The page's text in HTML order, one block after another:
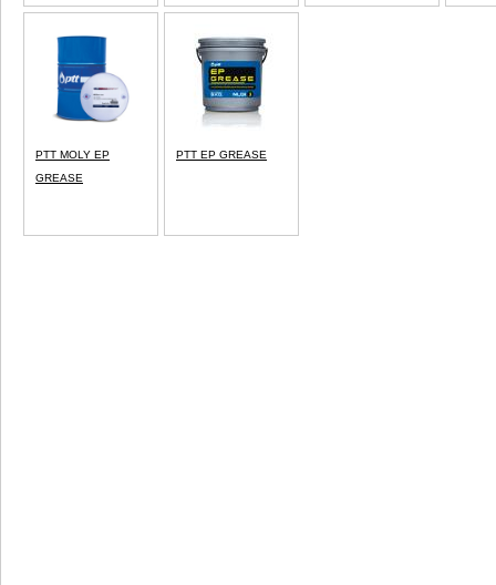
PTT MOLY EP
GREASE
PTT EP GREASE